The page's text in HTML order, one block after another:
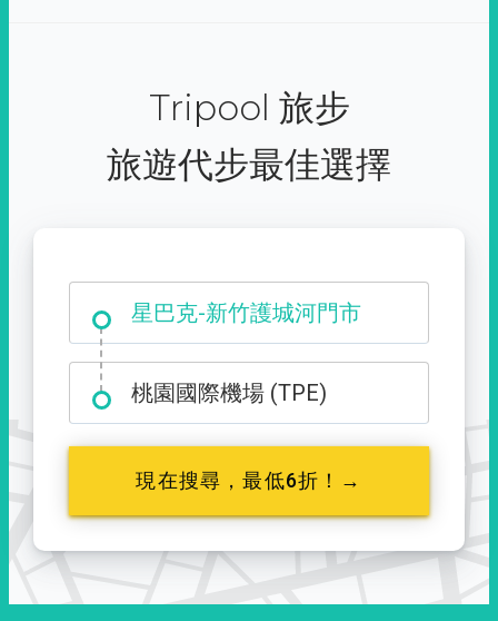
Tripool 旅步
旅遊代步最佳選擇
大霸尖山登山口
桃園國際機場 (TPE)
現在搜尋，最低6折！→